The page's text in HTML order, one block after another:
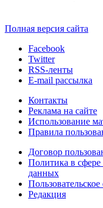
Полная версия сайта
Facebook
Twitter
RSS-ленты
E-mail рассылка
Контакты
Реклама на сайте
Использование
Правила
Договор
Политика в
данных
Редакция